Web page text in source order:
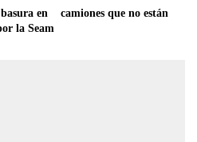
en    camiones que no están
la Seam